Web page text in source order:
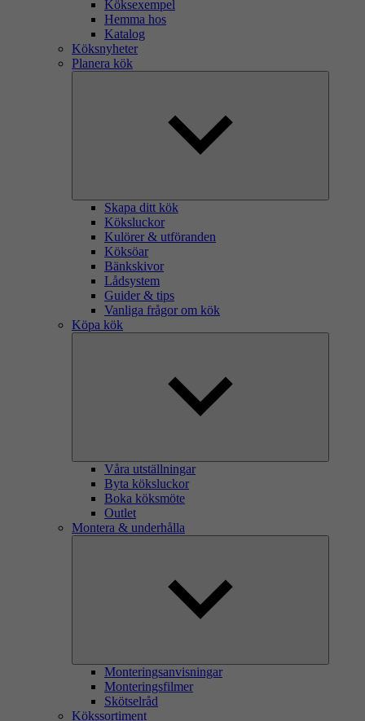
Köksexempel
Hemma hos
Katalog
Köksnyheter
Planera kök
Skapa ditt kök
Köksluckor
Kulörer & utföranden
Köksöar
Bänkskivor
Lådsystem
Guider & tips
Vanliga frågor om kök
Köpa kök
Våra utställningar
Byta köksluckor
Boka köksmöte
Outlet
Montera & underhålla
Monteringsanvisningar
Monteringsfilmer
Skötselråd
Kökssortiment